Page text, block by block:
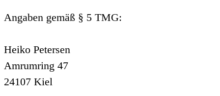
Angaben gemäß § 5 TMG:
Heiko Petersen
Amrumring 47
24107 Kiel